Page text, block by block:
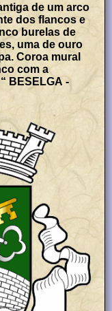
de um arco
dos flancos e
burelas de
uma de ouro
Coroa mural
com a